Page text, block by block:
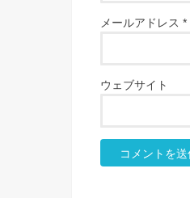
メールアドレス *
ウェブサイト